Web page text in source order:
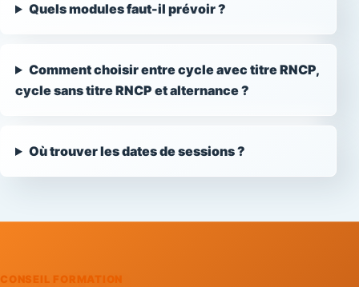
Quels modules faut-il prévoir ?
Comment choisir entre cycle avec titre RNCP,
cycle sans titre RNCP et alternance ?
Où trouver les dates de sessions ?
CONSEIL FORMATION